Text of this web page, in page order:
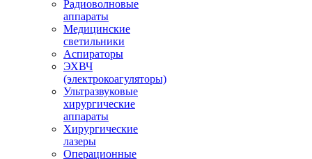
Радиоволновые
аппараты
Медицинские
светильники
Аспираторы
ЭХВЧ
(электрокоагуляторы)
Ультразвуковые
хирургические
аппараты
Хирургические
лазеры
Операционные